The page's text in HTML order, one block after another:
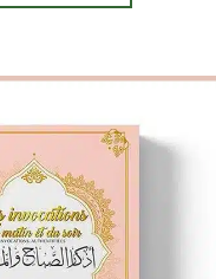
variations.
options